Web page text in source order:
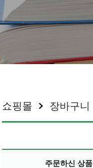
쇼핑몰 장바구니
주문하신 상품